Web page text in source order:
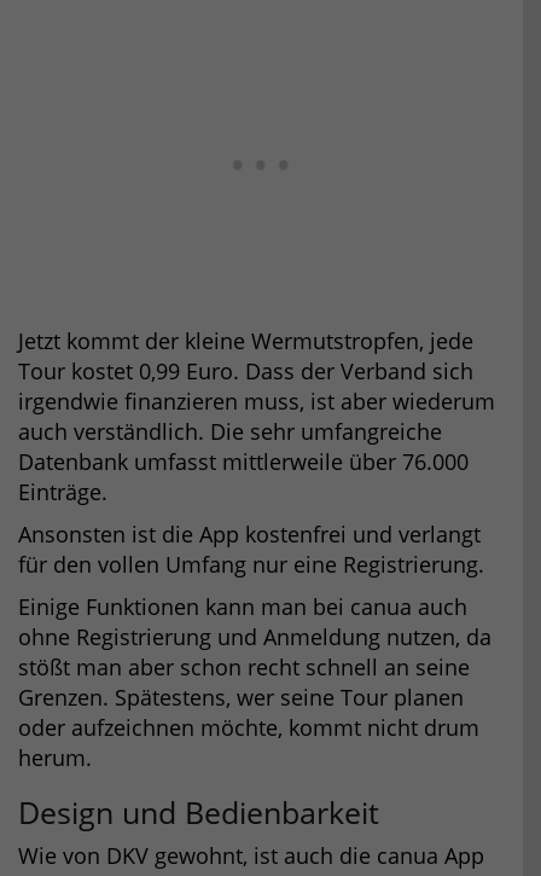
Jetzt kommt der kleine Wermutstropfen, jede
Tour kostet 0,99 Euro. Dass der Verband sich
irgendwie finanzieren muss, ist aber wiederum
auch verständlich. Die sehr umfangreiche
Datenbank umfasst mittlerweile über 76.000
Einträge.
Ansonsten ist die App kostenfrei und verlangt
für den vollen Umfang nur eine Registrierung.
Einige Funktionen kann man bei canua auch
ohne Registrierung und Anmeldung nutzen, da
stößt man aber schon recht schnell an seine
Grenzen. Spätestens, wer seine Tour planen
oder aufzeichnen möchte, kommt nicht drum
herum.
Design und Bedienbarkeit
Wie von DKV gewohnt, ist auch die canua App